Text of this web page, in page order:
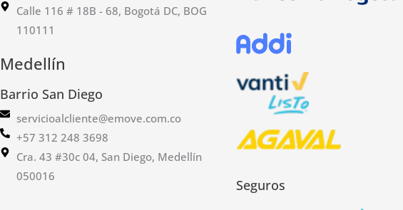
Calle 116 # 18B - 68, Bogotá DC, BOG
110111
Medellín
Barrio San Diego
servicioalcliente@emove.com.co
+57 312 248 3698
Cra. 43 #30c 04, San Diego, Medellín
050016
Seguros